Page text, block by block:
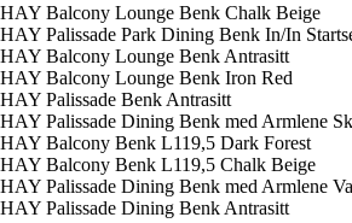
HAY Balcony Lounge Benk Chalk Beige
HAY Palissade Park Dining Benk In/In
HAY Balcony Lounge Benk Antrasitt
HAY Balcony Lounge Benk Iron Red
HAY Palissade Benk Antrasitt
HAY Palissade Dining Benk med Armlene
HAY Balcony Benk L119,5 Dark Forest
HAY Balcony Benk L119,5 Chalk Beige
HAY Palissade Dining Benk med Armlene
HAY Palissade Dining Benk Antrasitt